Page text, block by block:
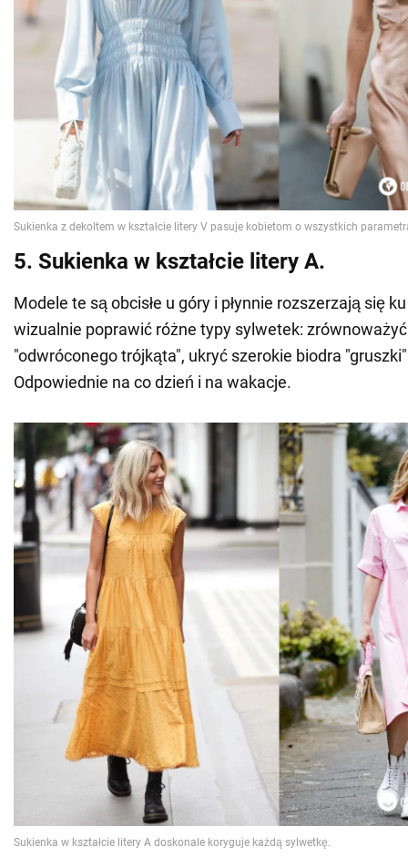
5. Sukienka w kształcie litery A.
Modele te są obcisłe u góry i płynnie rozszerzają się
wizualnie poprawić różne typy sylwetek:
"odwróconego trójkąta", ukryć szerokie biodra
Odpowiednie na co dzień i na wakacje.